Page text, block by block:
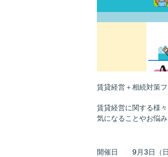
賃貸経営＋相続対策
賃貸経営に関する様
気になることやお悩
開催日 9月3日（